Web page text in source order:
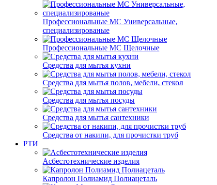
Профессиональные МС Универсальные,
специализированые
Профессиональные МС Щелочные
Средства для мытья кухни
Средства для мытья полов, мебели, стекол
Средства для мытья посуды
Средства для мытья сантехники
Средства от накипи, для прочистки труб
РТИ
Асбестотехнические изделия
Капролон Полиамид Полиацеталь